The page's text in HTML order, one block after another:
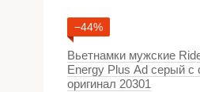
−44%
Вьетнамки мужские
Energy Plus Ad серый с
оригинал 20301